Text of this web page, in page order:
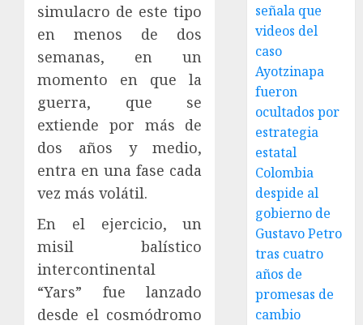
simulacro de este tipo
en menos de dos
semanas, en un
momento en que la
guerra, que se
extiende por más de
dos años y medio,
entra en una fase cada
vez más volátil.
En el ejercicio, un
misil balístico
intercontinental
“Yars” fue lanzado
desde el cosmódromo
señala que
videos del
caso
Ayotzinapa
fueron
ocultados por
estrategia
estatal
Colombia
despide al
gobierno de
Gustavo Petro
tras cuatro
años de
promesas de
cambio